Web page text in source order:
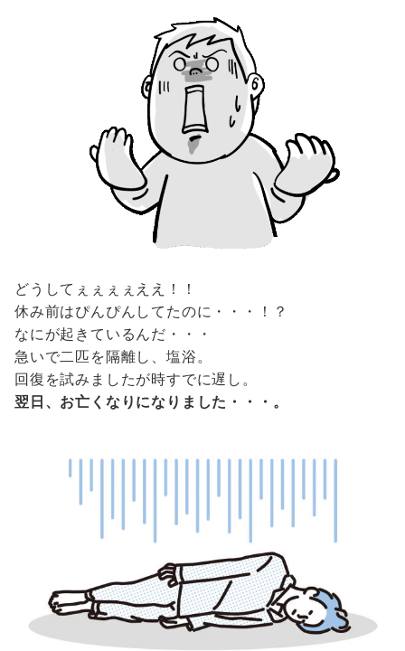
どうしてぇぇぇぇええ！！
休み前はぴんぴんしてたのに・・・！？
なにが起きているんだ・・・
急いで二匹を隔離し、塩浴。
回復を試みましたが時すでに遅し。
翌日、お亡くなりになりました・・・。